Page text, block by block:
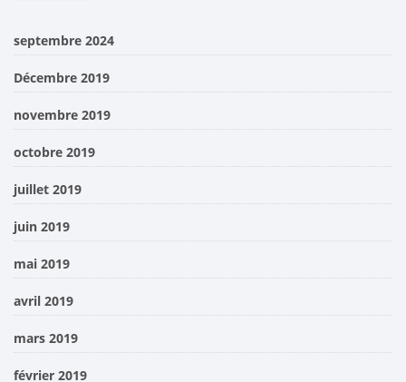
septembre 2024
Décembre 2019
novembre 2019
octobre 2019
juillet 2019
juin 2019
mai 2019
avril 2019
mars 2019
février 2019